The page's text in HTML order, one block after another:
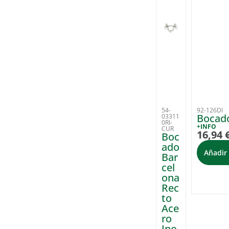
54-
03311
0RI-
CUR
Boc
ado
Bar
cel
ona
Rec
to
Ace
ro
92-126DI
+INFO
16,94